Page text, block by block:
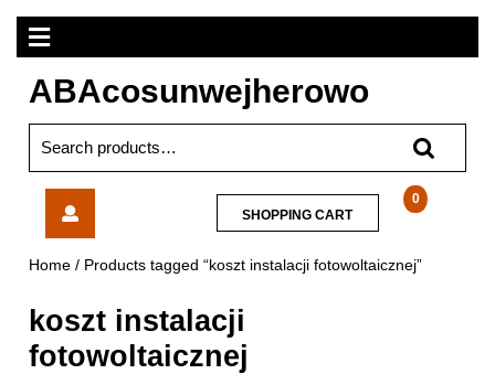
Skip
content
Open
Menu
ABAcosunwejherowo
for:
Beige
0
SHOPPING CARTSHOPPING
CART
Home / Products tagged “koszt instalacji fotowoltaicznej”
koszt instalacji
fotowoltaicznej